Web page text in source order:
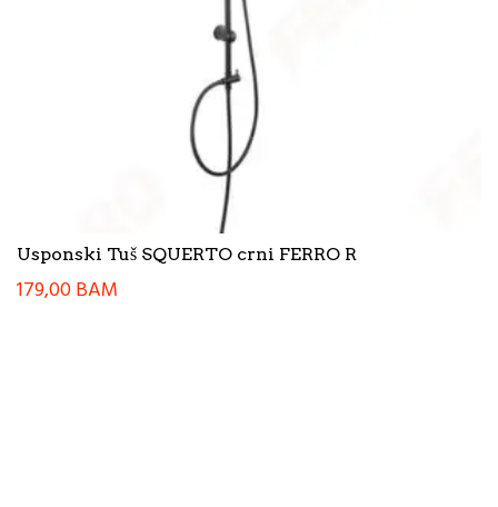
Usponski Tuš SQUERTO crni FERRO R
179,00BAM